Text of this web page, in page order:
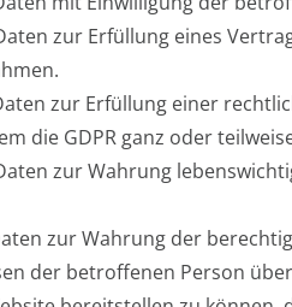
zur Erfüllung eines
zur Erfüllung einer
die GDPR ganz oder
zur Wahrung
zur Wahrung der
der betroffenen Person